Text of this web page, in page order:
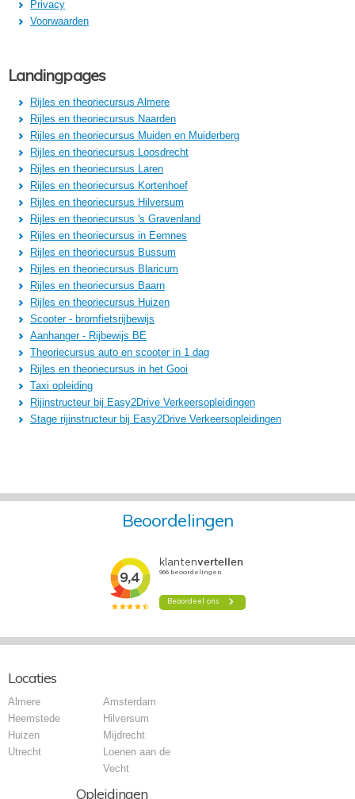
Privacy
Voorwaarden
Landingpages
Rijles en theoriecursus Almere
Rijles en theoriecursus Naarden
Rijles en theoriecursus Muiden en Muiderberg
Rijles en theoriecursus Loosdrecht
Rijles en theoriecursus Laren
Rijles en theoriecursus Kortenhoef
Rijles en theoriecursus Hilversum
Rijles en theoriecursus 's Gravenland
Rijles en theoriecursus in Eemnes
Rijles en theoriecursus Bussum
Rijles en theoriecursus Blaricum
Rijles en theoriecursus Baarn
Rijles en theoriecursus Huizen
Scooter - bromfietsrijbewijs
Aanhanger - Rijbewijs BE
Theoriecursus auto en scooter in 1 dag
Rijles en theoriecursus in het Gooi
Taxi opleiding
Rijinstructeur bij Easy2Drive Verkeersopleidingen
Stage rijinstructeur bij Easy2Drive Verkeersopleidingen
Beoordelingen
Locaties
Almere
Amsterdam
Heemstede
Hilversum
Huizen
Mijdrecht
Utrecht
Loenen aan de
Vecht
Opleidingen